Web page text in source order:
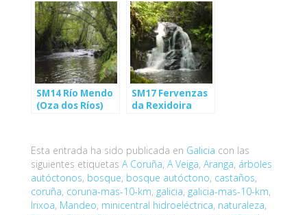
(Betanzos)
SM14 Río Mendo
(Oza dos Ríos)
SM17 Fervenzas
da Rexidoira
Esta entrada ha sido publicada en Galicia con las
siguientes etiquetas A Coruña, A Veiga, Aranga, árboles
autóctonos, bosque, bosque autóctono, castaños,
coruña, coruna-mas-10-km, galicia, galicia-mas-10-km,
Irixoa, Mandeo, minicentral hidroeléctrica, naturaleza,